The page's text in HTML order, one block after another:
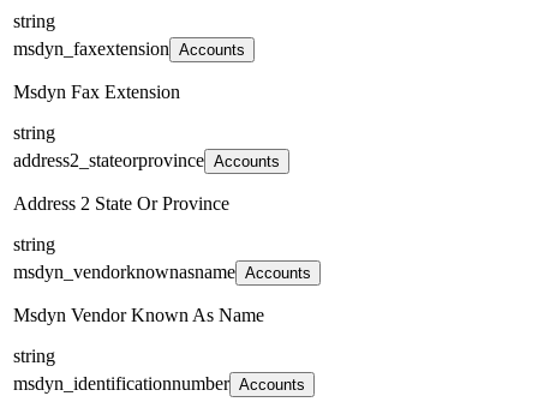
string
msdyn_faxextension Accounts
Msdyn Fax Extension
string
address2_stateorprovince Accounts
Address 2 State Or Province
string
msdyn_vendorknownasname Accounts
Msdyn Vendor Known As Name
string
msdyn_identificationnumber Accounts